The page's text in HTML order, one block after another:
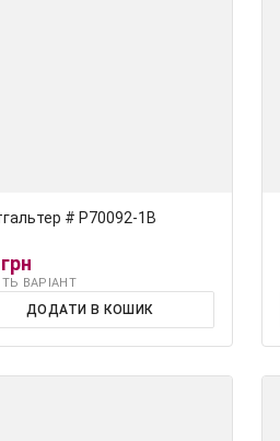
# Р70092-1В
ВАРІАНТ
ДОДАТИ В КОШИК